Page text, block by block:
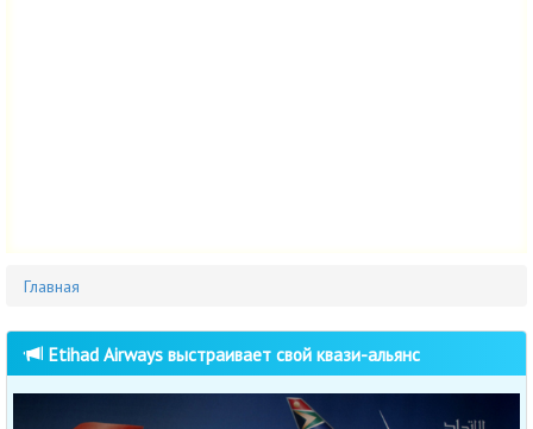
Главная
Etihad Airways выстраивает свой квази-альянс